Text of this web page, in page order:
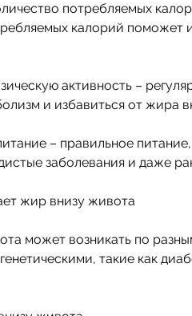
потребляемых
калорий поможет
активность –
и избавиться от жира
– правильное
заболевания и даже
жир внизу живота
может возникать по
такие как